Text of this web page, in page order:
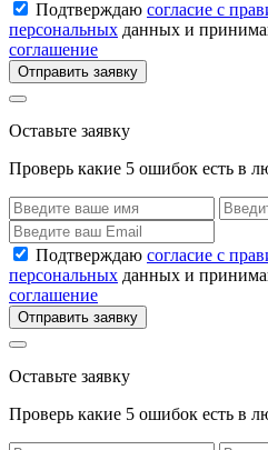
Подтверждаю согласие с
персональных данных и
соглашение
Отправить заявку
Оставьте заявку
Проверь какие 5 ошибок есть в
Подтверждаю согласие с
персональных данных и
соглашение
Отправить заявку
Оставьте заявку
Проверь какие 5 ошибок есть в